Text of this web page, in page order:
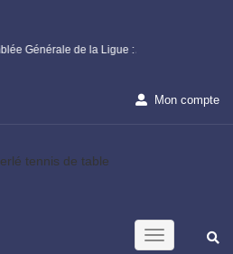
la Ligue : Appel à candidature
Mon compte